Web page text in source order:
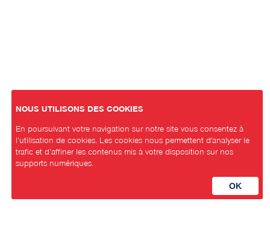
NOUS UTILISONS DES COOKIES
En poursuivant votre navigation sur notre site vous consentez à
l’utilisation de cookies. Les cookies nous permettent d'analyser le
trafic et d’affiner les contenus mis à votre disposition sur nos
supports numériques.